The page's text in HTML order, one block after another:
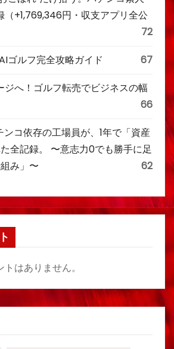
（+1,769,346円・収支アプリ全公
72
ゴルフ完全攻略ガイド 67
ジへ！ゴルフ転売でビジネスの幅
66
ンコ依存の工場員が、1年で「資産
全記録。 〜意志力0でも勝手に足
み」〜
62
はありません。